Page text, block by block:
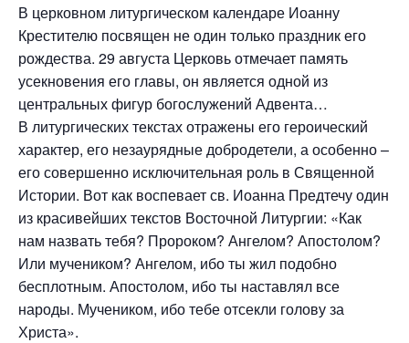
В церковном литургическом календаре Иоанну
Крестителю посвящен не один только праздник его
рождества. 29 августа Церковь отмечает память
усекновения его главы, он является одной из
центральных фигур богослужений Адвента…
В литургических текстах отражены его героический
характер, его незаурядные добродетели, а особенно –
его совершенно исключительная роль в Священной
Истории. Вот как воспевает св. Иоанна Предтечу один
из красивейших текстов Восточной Литургии: «Как
нам назвать тебя? Пророком? Ангелом? Апостолом?
Или мучеником? Ангелом, ибо ты жил подобно
бесплотным. Апостолом, ибо ты наставлял все
народы. Мучеником, ибо тебе отсекли голову за
Христа».